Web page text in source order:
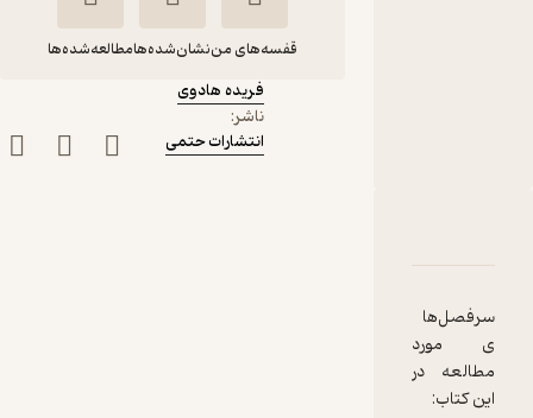
متنی
فریده هادوی
ناشر:
انتشارات حتمی
سرفصل‌ها
ی مورد
مطالعه در
قفسه‌های من نشان‌شده‌هامطالعه‌شده‌ها
اصول، مبانی و فلسفه
ی علوم ورزشی و